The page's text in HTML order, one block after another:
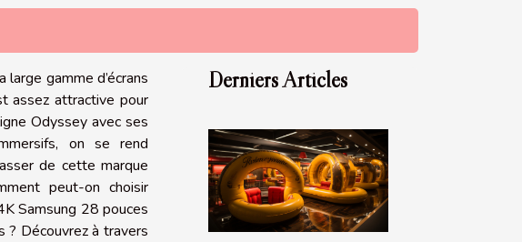
large gamme d’écrans
assez attractive pour
Odyssey avec ses
on se rend
de cette marque
peut-on choisir
Samsung 28 pouces
? Découvrez à travers
Derniers Articles